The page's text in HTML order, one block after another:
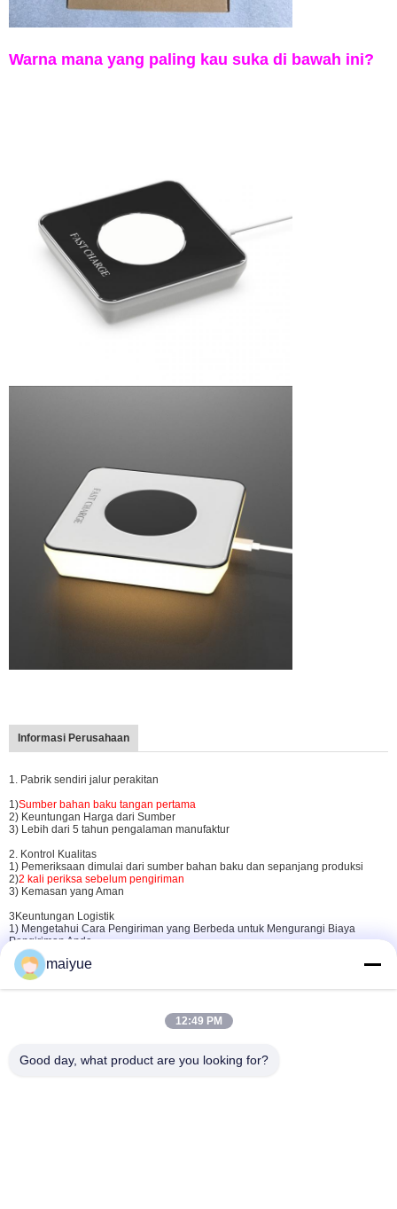
Warna mana yang paling kau suka di bawah ini?
Informasi Perusahaan
1. Pabrik sendiri jalur perakitan
1)Sumber bahan baku tangan pertama
2) Keuntungan Harga dari Sumber
3) Lebih dari 5 tahun pengalaman manufaktur
2. Kontrol Kualitas
1) Pemeriksaan dimulai dari sumber bahan baku dan sepanjang produksi
2)2 kali periksa sebelum pengiriman
3) Kemasan yang Aman
3Keuntungan Logistik
1) Mengetahui Cara Pengiriman yang Berbeda untuk Mengurangi Biaya
Pengiriman Anda
2) Diskon Besar Dari Perusahaan Express untuk
pengiriman
3) Pengiriman cepat, Untuk pesanan mendesak, kapal dalam 24 jam
maiyue
12:49 PM
Good day, what product are you looking for?